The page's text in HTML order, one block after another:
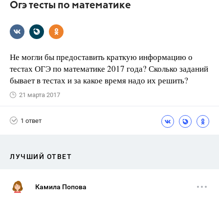
Огэ тесты по математике
Не могли бы предоставить краткую информацию о
тестах ОГЭ по математике 2017 года? Сколько заданий
бывает в тестах и за какое время надо их решить?
21 марта 2017
1 ответ
ЛУЧШИЙ ОТВЕТ
Камила Попова